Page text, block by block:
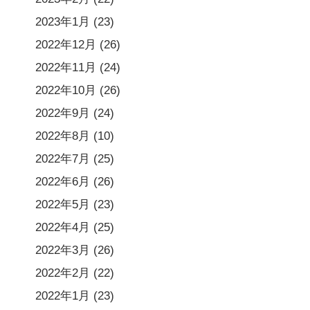
2023年1月 (23)
2022年12月 (26)
2022年11月 (24)
2022年10月 (26)
2022年9月 (24)
2022年8月 (10)
2022年7月 (25)
2022年6月 (26)
2022年5月 (23)
2022年4月 (25)
2022年3月 (26)
2022年2月 (22)
2022年1月 (23)